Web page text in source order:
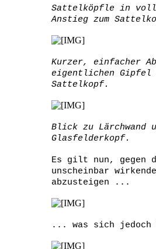
Sattelköpfle in
Anstieg zum
Kurzer, einfacher
eigentlichen Gipfel
Sattelkopf.
Blick zu Lärchwand
Glasfelderkopf.
Es gilt nun, gegen
unscheinbar
abzusteigen ...
... was sich jedoch